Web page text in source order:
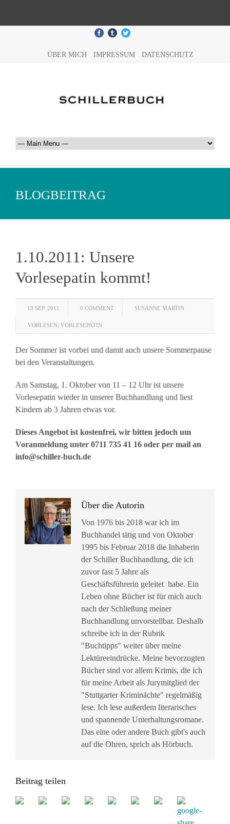
ÜBER MICH IMPRESSUM DATENSCHUTZ
BLOGBEITRAG
1.10.2011: Unsere
Vorlesepatin kommt!
18 SEP. 2011 0 COMMENT SUSANNE MARTIN
VORLESEN VORLESEPATIN
Der Sommer ist vorbei und damit auch unsere Sommerpause
bei den Veranstaltungen.
Am Samstag, 1. Oktober von 11 – 12 Uhr ist unsere
Vorlesepatin wieder in unserer Buchhandlung und liest
Kindern ab 3 Jahren etwas vor.
Dieses Angebot ist kostenfrei, wir bitten jedoch um
Voranmeldung unter 0711 735 41 16 oder per mail an
info@schiller-buch.de
Über die Autorin
Von 1976 bis 2018 war ich im
Buchhandel tätig und von Oktober
1995 bis Februar 2018 die Inhaberin
der Schiller Buchhandlung, die ich
zuvor fast 5 Jahre als
Geschäftsführerin geleitet habe. Ein
Leben ohne Bücher ist für mich auch
nach der Schließung meiner
Buchhandlung unvorstellbar. Deshalb
schreibe ich in der Rubrik
"Buchtipps" weiter über meine
Lektüreeindrücke. Meine bevorzugten
Bücher sind vor allem Krimis, die ich
für meine Arbeit als Jurymitglied der
"Stuttgarter Kriminächte" regelmäßig
lese. Ich lese außerdem literarisches
und spannende Unterhaltungsromane.
Das eine oder andere Buch gibt's auch
auf die Ohren, sprich als Hörbuch.
Beitrag teilen